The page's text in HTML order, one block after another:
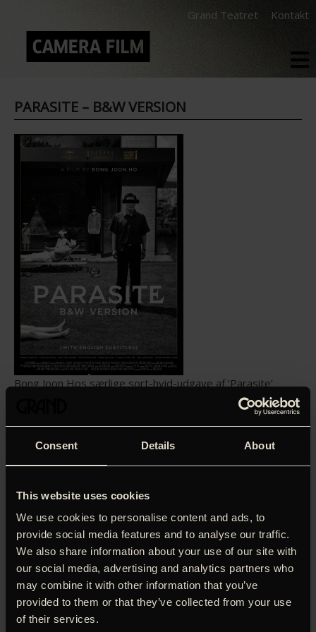
Consent Details About
This website uses cookies
We use cookies to personalise content and ads, to
provide social media features and to analyse our traffic.
We also share information about your use of our site with
our social media, advertising and analytics partners who
may combine it with other information that you’ve
provided to them or that they’ve collected from your use
of their services.
Grand Teatret Kontakt
PARASITE – B&W VERSION
Bong Joon Hos særlige sort-hvid-udgave af ’Parasite’
havde verdenspremiere på filmfestivalen i Rotterdam i
januar, men faktisk havde instruktøren sin sort-hvide
version klar allerede inden den ’rigtige’ version af filmen
havde verdenspremiere i Cannes (hvor den som bekendt
se ’Parasite’ – en af de seneste års suverænt bedst
instruktøren, at der venter en helt anden oplevelse i sort-
hvid. Op til den amerikanske premiere præsenterede Bong
Joon Ho filmen som følger: »Det bliver fascinerende at se,
hvordan seeroplevelsen ændres, når en identisk film
præsenteres i sort og hvid. Jeg så den sort og hvide
version to gange, og første gang gav den mig en underlig
fornemmelse af, at jeg fik fortalt en fabel og at jeg så en